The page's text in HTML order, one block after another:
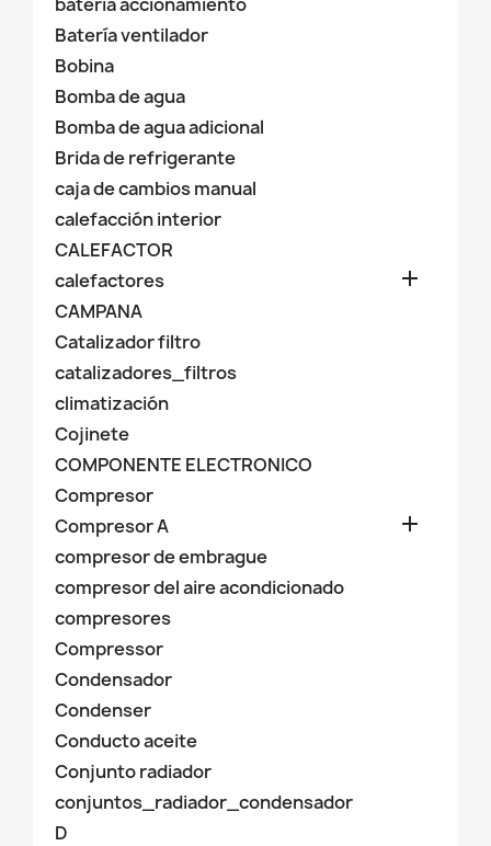
Batería ventilador
Bobina
Bomba de agua
Bomba de agua adicional
Brida de refrigerante
caja de cambios manual
calefacción interior
CALEFACTOR
calefactores

CAMPANA
Catalizador filtro
catalizadores_filtros
climatización
Cojinete
COMPONENTE ELECTRONICO
Compresor
Compresor A

compresor de embrague
compresor del aire acondicionado
compresores
Compressor
Condensador
Condenser
Conducto aceite
Conjunto radiador
conjuntos_radiador_condensador
D